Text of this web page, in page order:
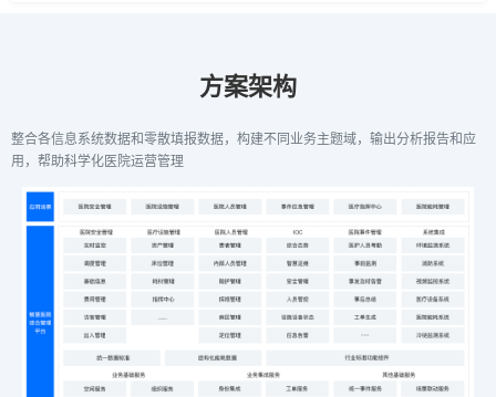
方案架构
整合各信息系统数据和零散填报数据，构建不同业务主题域，输出分析报告和应
用，帮助科学化医院运营管理